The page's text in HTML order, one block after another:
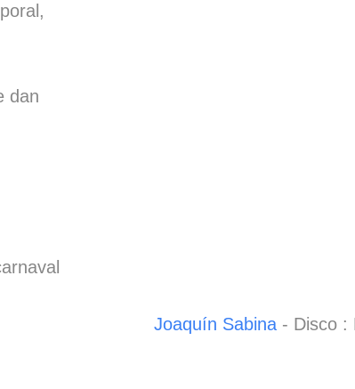
dan
Joaquín Sabina - Disco :